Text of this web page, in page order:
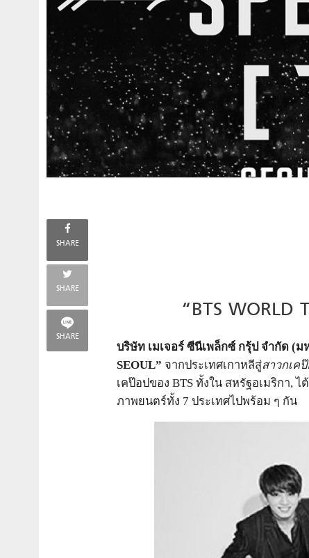
SHARE
SHARE
SHARE
“BTS WORLD
บริษัท เมเจอร์ ซีนีเพล็กซ์ กรุ้ป จำกัด (ม
SEOUL” จากประเทศเกาหลีสู่สาวกเค
เคป๊อปของ BTS ทั้งใน สหรัฐอเมริกา,ไ
ภาพยนตร์ทั้ง 7 ประเทศไปพร้อม ๆ กัน